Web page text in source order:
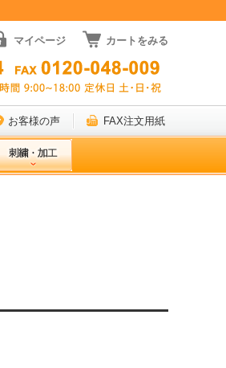
マイページ カートをみる
お客様の声 FAX注文用紙